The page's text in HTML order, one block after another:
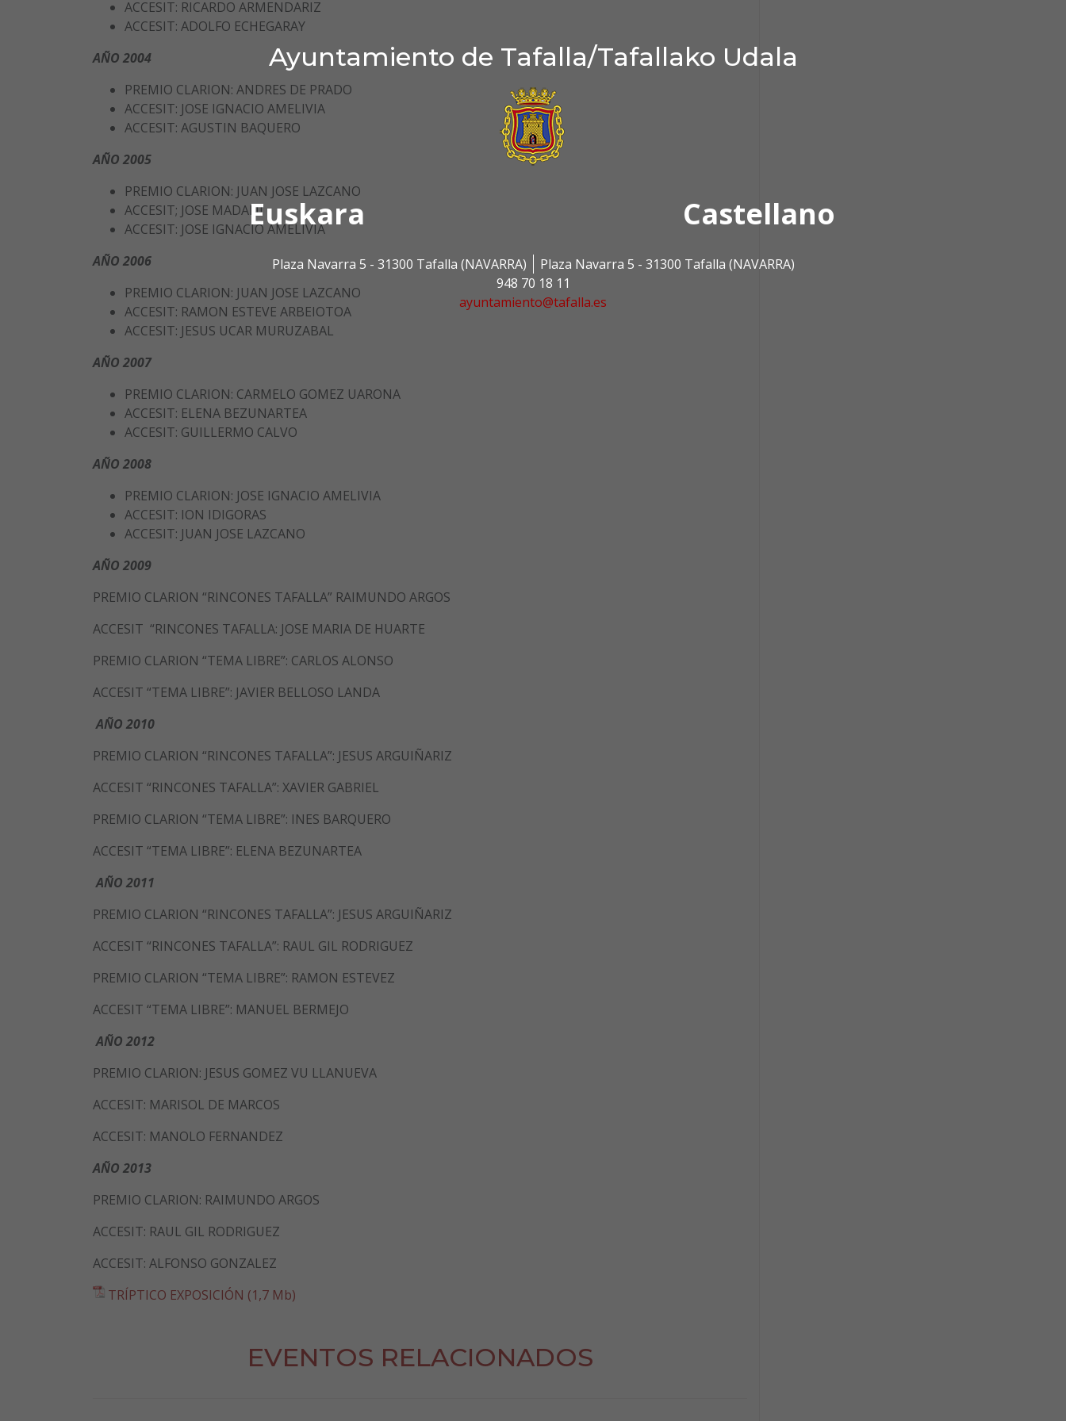
Ayuntamiento de Tafalla/Tafallako Udala
Euskara Castellano
Plaza Navarra 5 - 31300 Tafalla (NAVARRA)
Plaza Navarra 5 - 31300 Tafalla (NAVARRA)
948 70 18 11
ayuntamiento@tafalla.es
ACCESIT: RICARDO ARMENDARIZ
ACCESIT: ADOLFO ECHEGARAY
AÑO 2004
PREMIO CLARION: ANDRES DE PRADO
ACCESIT: JOSE IGNACIO AMELIVIA
ACCESIT: AGUSTIN BAQUERO
AÑO 2005
PREMIO CLARION: JUAN JOSE LAZCANO
ACCESIT; JOSE MADANI
ACCESIT: JOSE IGNACIO AMELIVIA
AÑO 2006
PREMIO CLARION: JUAN JOSE LAZCANO
ACCESIT: RAMON ESTEVE ARBEIOTOA
ACCESIT: JESUS UCAR MURUZABAL
AÑO 2007
PREMIO CLARION: CARMELO GOMEZ UARONA
ACCESIT: ELENA BEZUNARTEA
ACCESIT: GUILLERMO CALVO
AÑO 2008
PREMIO CLARION: JOSE IGNACIO AMELIVIA
ACCESIT: ION IDIGORAS
ACCESIT: JUAN JOSE LAZCANO
AÑO 2009
PREMIO CLARION “RINCONES TAFALLA” RAIMUNDO ARGOS
ACCESIT “RINCONES TAFALLA: JOSE MARIA DE HUARTE
PREMIO CLARION “TEMA LIBRE”: CARLOS ALONSO
ACCESIT “TEMA LIBRE”: JAVIER BELLOSO LANDA
AÑO 2010
PREMIO CLARION “RINCONES TAFALLA”: JESUS ARGUIÑARIZ
ACCESIT “RINCONES TAFALLA”: XAVIER GABRIEL
PREMIO CLARION “TEMA LIBRE”: INES BARQUERO
ACCESIT “TEMA LIBRE”: ELENA BEZUNARTEA
AÑO 2011
PREMIO CLARION “RINCONES TAFALLA”: JESUS ARGUIÑARIZ
ACCESIT “RINCONES TAFALLA”: RAUL GIL RODRIGUEZ
PREMIO CLARION “TEMA LIBRE”: RAMON ESTEVEZ
ACCESIT “TEMA LIBRE”: MANUEL BERMEJO
AÑO 2012
PREMIO CLARION: JESUS GOMEZ VU LLANUEVA
ACCESIT: MARISOL DE MARCOS
ACCESIT: MANOLO FERNANDEZ
AÑO 2013
PREMIO CLARION: RAIMUNDO ARGOS
ACCESIT: RAUL GIL RODRIGUEZ
ACCESIT: ALFONSO GONZALEZ
TRÍPTICO EXPOSICIÓN (1,7 Mb)
EVENTOS RELACIONADOS